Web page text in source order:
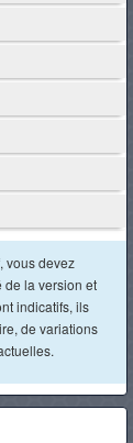
vous devez
de la version et
indicatifs, ils
de variations